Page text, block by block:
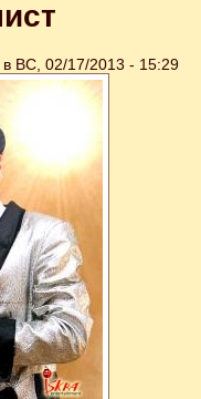
ВС, 02/17/2013 - 15:29